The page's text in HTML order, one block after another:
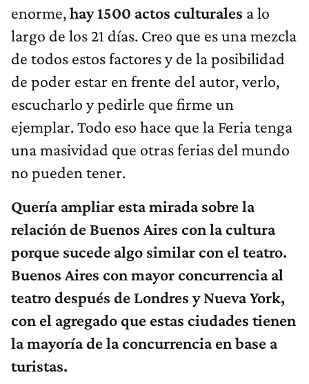
enorme,hay 1500 actos culturales a lo
largo de los 21 días. Creo que es una mezcla
de todos estos factores y de la posibilidad
de poder estar en frente del autor, verlo,
escucharlo y pedirle que firme un
ejemplar. Todo eso hace que la Feria tenga
una masividad que otras ferias del mundo
no pueden tener.
Quería ampliar esta mirada sobre la
relación de Buenos Aires con la cultura
porque sucede algo similar con el teatro.
Buenos Aires con mayor concurrencia al
teatro después de Londres y Nueva York,
con el agregado que estas ciudades tienen
la mayoría de la concurrencia en base a
turistas.